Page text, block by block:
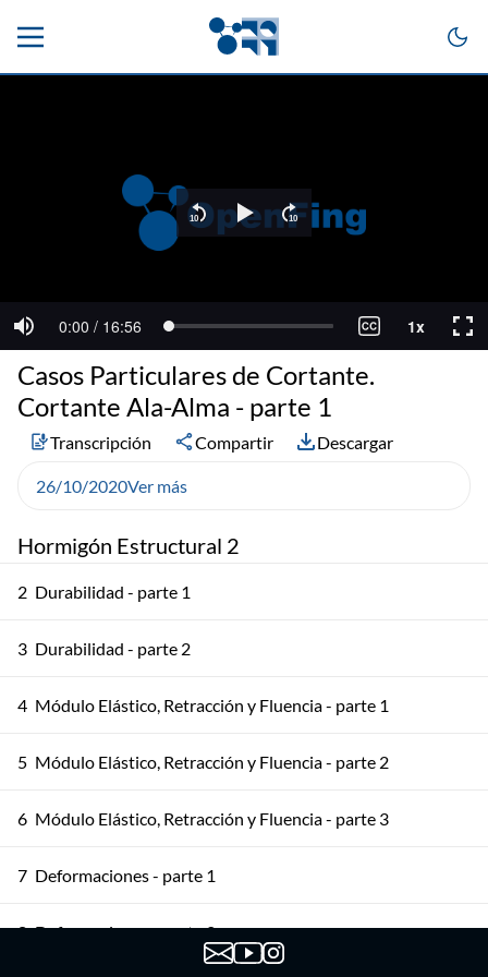
Hormigón Estructural 2
2 Durabilidad - parte 1
3 Durabilidad - parte 2
4 Módulo Elástico, Retracción y Fluencia - parte 1
5 Módulo Elástico, Retracción y Fluencia - parte 2
6 Módulo Elástico, Retracción y Fluencia - parte 3
7 Deformaciones - parte 1
8 Deformaciones - parte 2
Casos Particulares de Cortante.
Cortante Ala-Alma - parte 1
Transcripción Compartir Descargar
26/10/2020Ver más